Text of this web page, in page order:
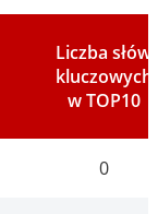
Liczba słów
kluczowych
w TOP10
0